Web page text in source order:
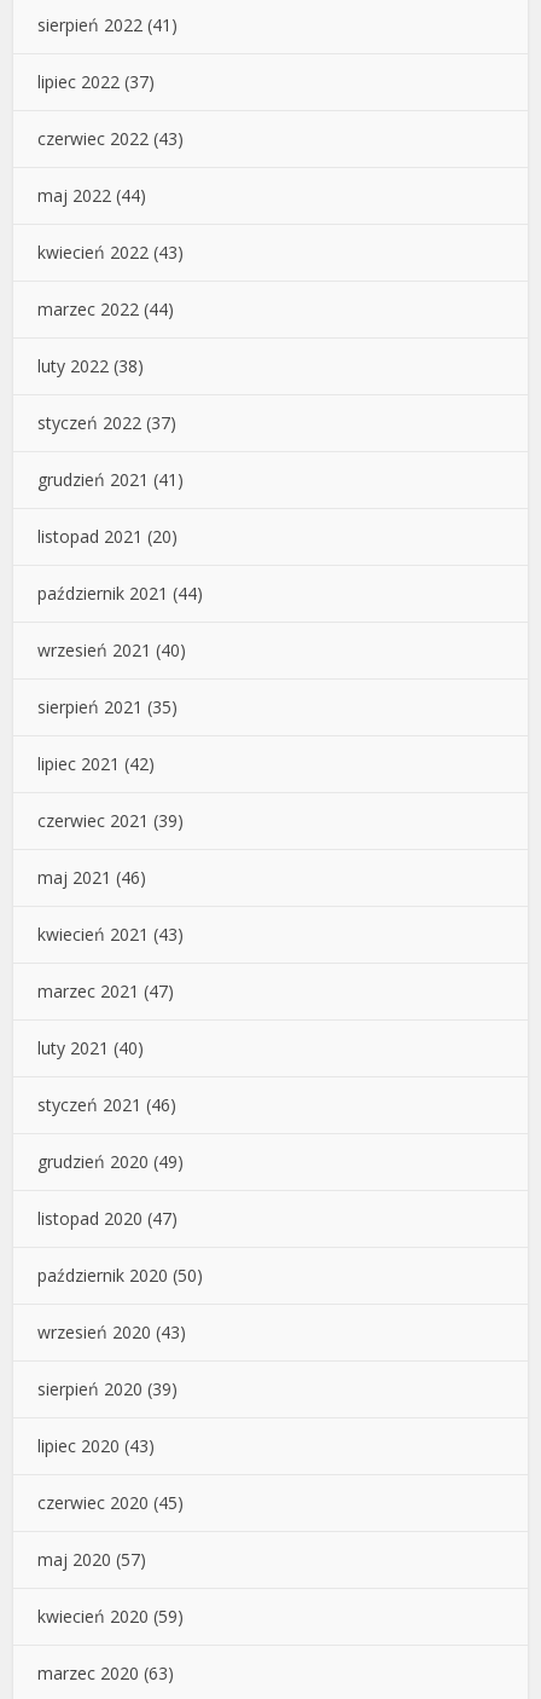
sierpień 2022 (41)
lipiec 2022 (37)
czerwiec 2022 (43)
maj 2022 (44)
kwiecień 2022 (43)
marzec 2022 (44)
luty 2022 (38)
styczeń 2022 (37)
grudzień 2021 (41)
listopad 2021 (20)
październik 2021 (44)
wrzesień 2021 (40)
sierpień 2021 (35)
lipiec 2021 (42)
czerwiec 2021 (39)
maj 2021 (46)
kwiecień 2021 (43)
marzec 2021 (47)
luty 2021 (40)
styczeń 2021 (46)
grudzień 2020 (49)
listopad 2020 (47)
październik 2020 (50)
wrzesień 2020 (43)
sierpień 2020 (39)
lipiec 2020 (43)
czerwiec 2020 (45)
maj 2020 (57)
kwiecień 2020 (59)
marzec 2020 (63)